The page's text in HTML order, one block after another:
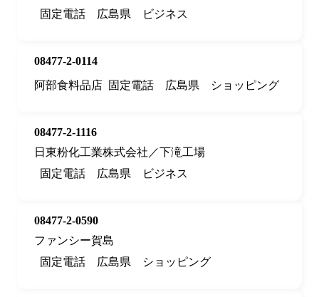
固定電話
広島県 ビジネス
08477-2-0114
阿部食料品店 固定電話 広島県 ショッピング
08477-2-1116
日東粉化工業株式会社／下滝工場
固定電話
広島県 ビジネス
08477-2-0590
ファンシー賀島
固定電話
広島県 ショッピング